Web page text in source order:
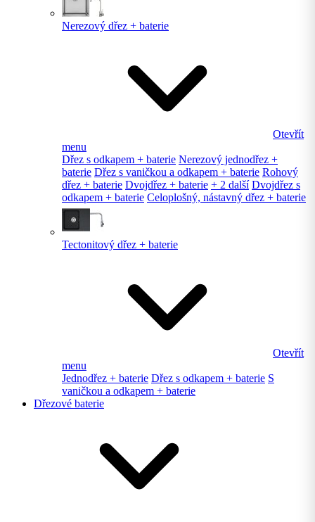
Nerezový dřez + baterie
Otevřít
menu
Dřez s odkapem + baterie Nerezový jednodřez +
baterie Dřez s vaničkou a odkapem + baterie Rohový
dřez + baterie Dvojdřez + baterie + 2 další Dvojdřez s
odkapem + baterie Celoplošný, nástavný dřez + baterie
Tectonitový dřez + baterie
Otevřít
menu
Jednodřez + baterie Dřez s odkapem + baterie S
vaničkou a odkapem + baterie
Dřezové baterie